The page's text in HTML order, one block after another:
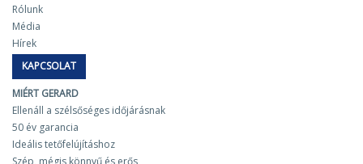
Rólunk
Média
Hírek
KAPCSOLAT
MIÉRT GERARD
Ellenáll a szélsőséges időjárásnak
50 év garancia
Ideális tetőfelújításhoz
Szép, mégis könnyű és erős